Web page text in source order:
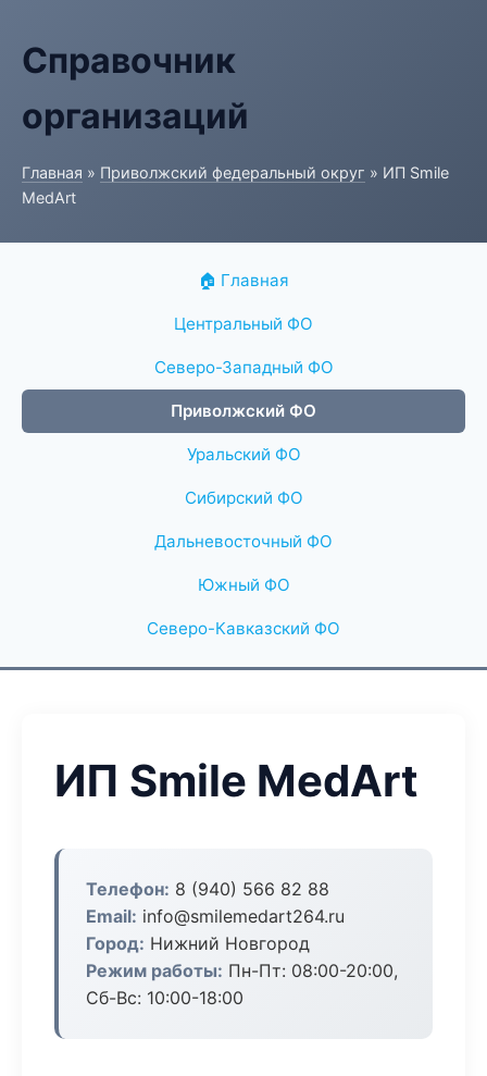
Справочник
организаций
Главная » Приволжский федеральный округ » ИП Smile
MedArt
🏠 Главная
Центральный ФО
Северо-Западный ФО
Приволжский ФО
Уральский ФО
Сибирский ФО
Дальневосточный ФО
Южный ФО
Северо-Кавказский ФО
ИП Smile MedArt
Телефон: 8 (940) 566 82 88
Email: info@smilemedart264.ru
Город: Нижний Новгород
Режим работы: Пн-Пт: 08:00-20:00,
Сб-Вс: 10:00-18:00